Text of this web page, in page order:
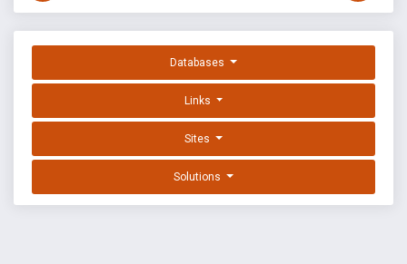
Databases
Links
Sites
Solutions